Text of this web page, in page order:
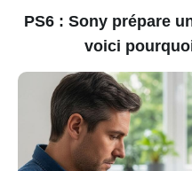
PS6 : Sony prépare
voici